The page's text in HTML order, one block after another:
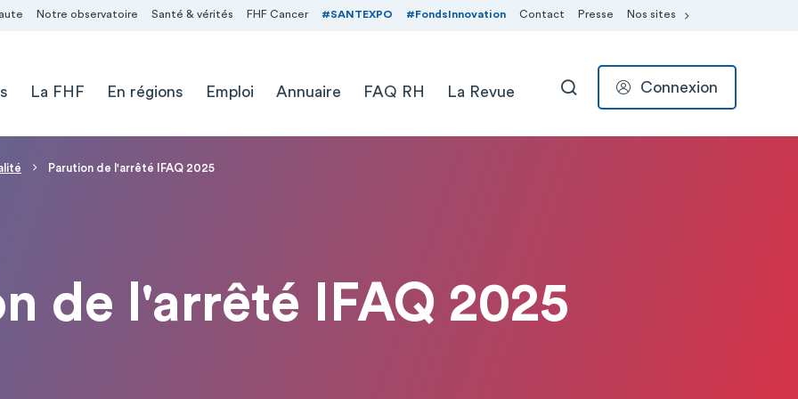
Notre observatoire Santé & vérités FHF Cancer #SANTEXPO #FondsInnovation Contact Presse Nos sites
La FHF En régions Emploi Annuaire FAQ RH La Revue RECHERCHER
Connexion
Parution de l'arrêté IFAQ 2025
de l'arrêté IFAQ 2025